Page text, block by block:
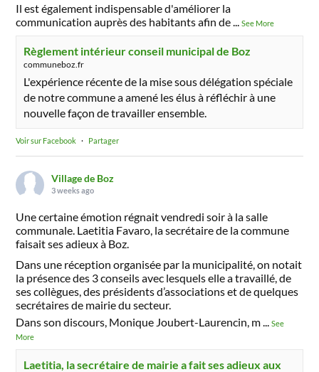
Il est également indispensable d'améliorer la
communication auprès des habitants afin de
...See More
Règlement intérieur conseil municipal de Boz
communeboz.fr
L'expérience récente de la mise sous délégation spéciale
de notre commune a amené les élus à réfléchir à une
nouvelle façon de travailler ensemble.
Voir sur Facebook · Partager
Village de Boz
3 weeks ago
Une certaine émotion régnait vendredi soir à la salle
communale. Laetitia Favaro, la secrétaire de la commune
faisait ses adieux à Boz.
Dans une réception organisée par la municipalité, on notait
la présence des 3 conseils avec lesquels elle a travaillé, de
ses collègues, des présidents d’associations et de quelques
secrétaires de mairie du secteur.
Dans son discours, Monique Joubert-Laurencin, m
...See
More
Laetitia, la secrétaire de mairie a fait ses adieux aux